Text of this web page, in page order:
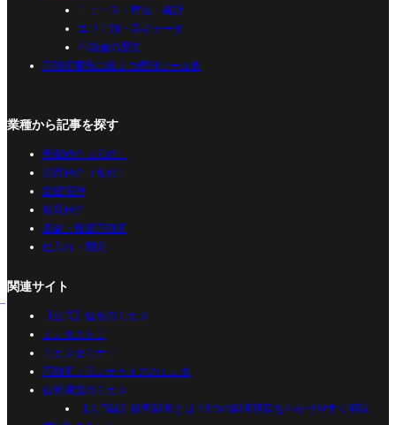
ニュース・市況・統計
エリア別・業者データ
不動産の歴史
不動産実務に役立つ便利ツール集
業種から記事を探す
売買仲介（元付）
売買仲介（客付）
賃貸管理
賃貸仲介
収益・投資不動産
仕入れ・開発
関連サイト
【公式】追客のミカタ
ミカタストア
ミカタセミナー
不動産フランチャイズのミカタ
役所調査のミカタ
【入門編】役所調査とは？8つの調査項目をわかりやすく解説